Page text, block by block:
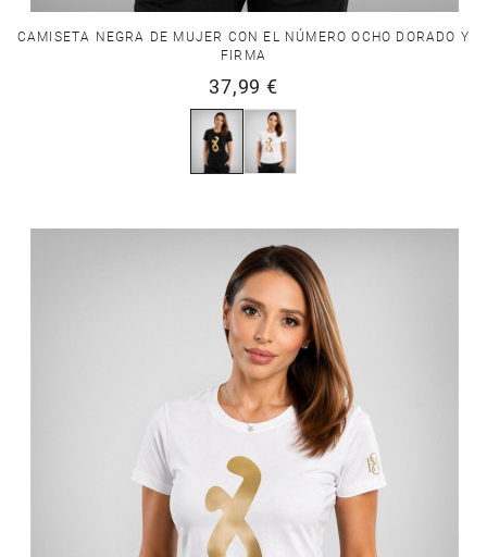
CAMISETA NEGRA DE MUJER CON EL NÚMERO OCHO DORADO Y
FIRMA
37,99 €